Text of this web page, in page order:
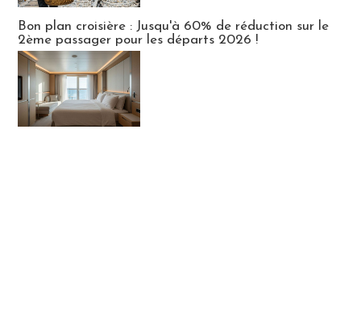
Bon plan croisière : Jusqu'à 60% de réduction sur le
2ème passager pour les départs 2026 !